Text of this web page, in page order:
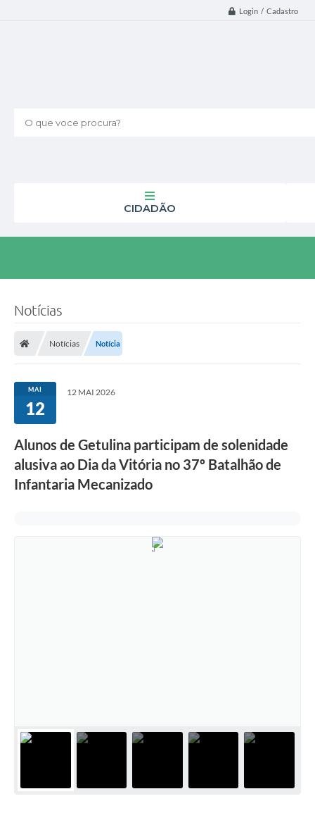
Login / Cadastro
O que voce procura?
CIDADÃO
Notícias
Notícias Notícia
MAI
12
12 MAI 2026
Alunos de Getulina participam de solenidade
alusiva ao Dia da Vitória no 37º Batalhão de
Infantaria Mecanizado